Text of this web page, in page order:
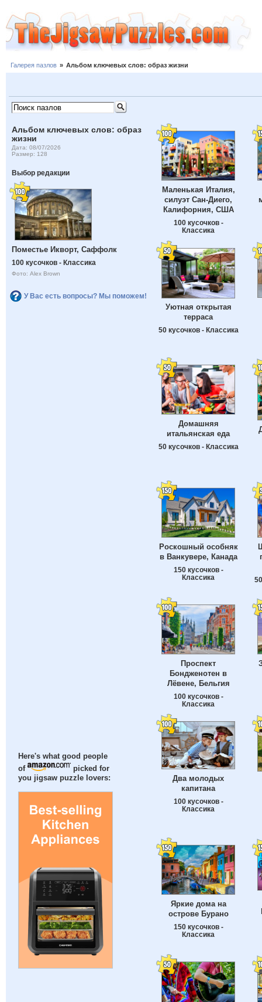
Галерея пазлов » Альбом ключевых слов: образ жизни
Альбом ключевых слов: образ
жизни
Дата: 08/07/2026
Размер: 128
Выбор редакции
Поместье Икворт, Саффолк
100 кусочков - Классика
Фото: Alex Brown
У Вас есть вопросы? Мы поможем!
Here's what good people
of
picked for
you jigsaw puzzle lovers:
Маленькая Италия,
силуэт Сан-Диего,
Калифорния, США
100 кусочков -
Классика
Уютная открытая
терраса
50 кусочков - Классика
Домашняя
итальянская еда
50 кусочков - Классика
Роскошный особняк
в Ванкувере, Канада
150 кусочков -
Классика
Проспект
Бондженотен в
Лёвене, Бельгия
100 кусочков -
Классика
Два молодых
капитана
100 кусочков -
Классика
Яркие дома на
острове Бурано
150 кусочков -
Классика